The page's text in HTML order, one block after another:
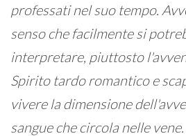
professati nel suo tempo.
senso che facilmente si
interpretare, piuttosto
Spirito tardo romantico e
vivere la dimensione
sangue che circola nelle